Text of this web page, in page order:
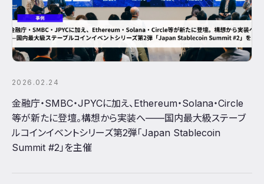
2026.02.24
金融庁・SMBC・JPYCに加え、Ethereum・Solana・Circle
等が新たに登壇。構想から実装へ——国内最大級ステーブ
ルコインイベントシリーズ第2弾「Japan Stablecoin
Summit #2」を主催